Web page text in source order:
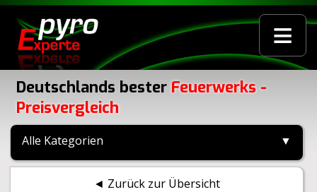
≡
Deutschlands bester Feuerwerks -
Preisvergleich
Alle Kategorien ▼
◄ Zurück zur Übersicht